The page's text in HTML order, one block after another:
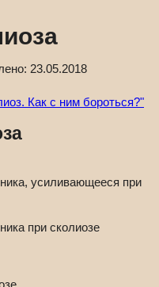
23.05.2018
Как с ним бороться?"
усиливающееся при